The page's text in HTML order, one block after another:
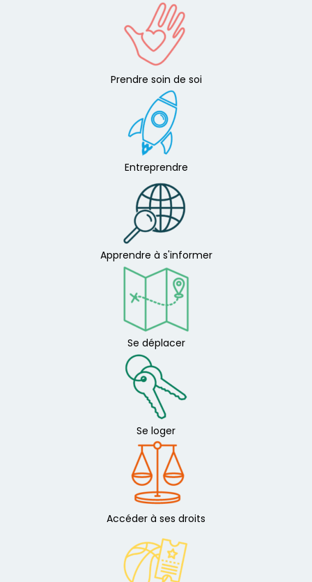
Prendre soin de soi
Entreprendre
Apprendre à s'informer
Se déplacer
Se loger
Accéder à ses droits